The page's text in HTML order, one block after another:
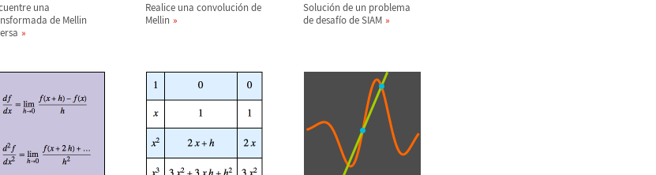
una
de Mellin
Realice una convolución de
Mellin
Solución de un problema
de desafío de SIAM